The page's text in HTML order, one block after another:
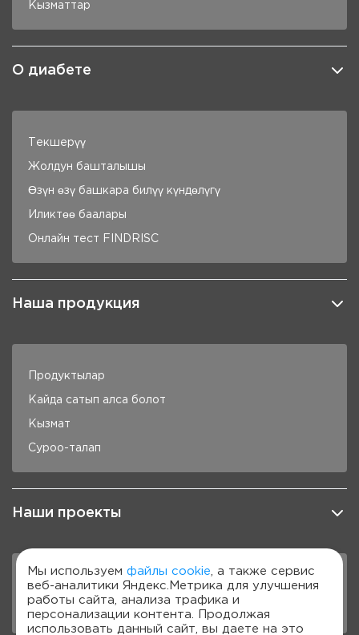
Кызматтар
О диабете
Текшерүү
Жолдун башталышы
Өзүн өзү башкара билүү күндөлүгү
Иликтөө баалары
Онлайн тест FINDRISC
Наша продукция
Продуктылар
Кайда сатып алса болот
Кызмат
Суроо-талап
Наши проекты
DiaChallenge
Подкаст
Мы используем файлы cookie , а также сервис
веб-аналитики Яндекс.Метрика для улучшения
работы сайта, анализа трафика и
персонализации контента. Продолжая
использовать данный сайт, вы даете на это